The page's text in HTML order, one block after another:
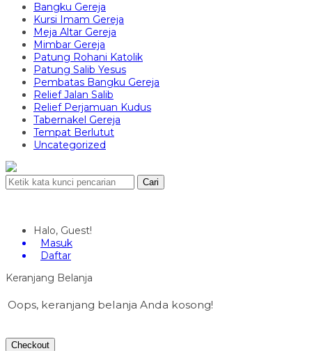
Bangku Gereja
Kursi Imam Gereja
Meja Altar Gereja
Mimbar Gereja
Patung Rohani Katolik
Patung Salib Yesus
Pembatas Bangku Gereja
Relief Jalan Salib
Relief Perjamuan Kudus
Tabernakel Gereja
Tempat Berlutut
Uncategorized
Cari
Halo, Guest!
Masuk
Daftar
Keranjang Belanja
Oops, keranjang belanja Anda kosong!
Checkout